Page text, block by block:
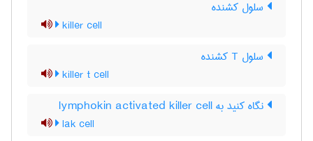
سلول کشنده
killer cell
سلول T کشنده
killer t cell
نگاه کنید به lymphokin activated killer cell
lak cell